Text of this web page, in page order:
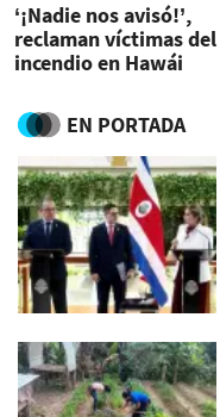
‘¡Nadie nos avisó!’,
reclaman víctimas del
incendio en Hawái
EN PORTADA